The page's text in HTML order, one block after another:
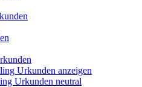
Urkunden anzeigen
Urkunden neutral